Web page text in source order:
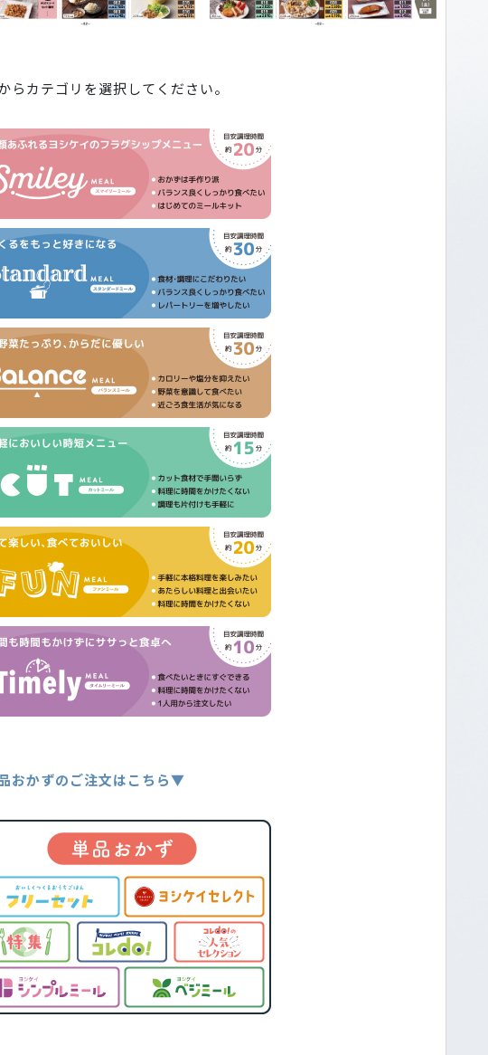
らカテゴリを選択してください。
おかずのご注文はこちら▼